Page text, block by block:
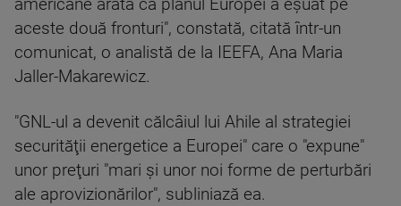
americane arată că planul Europei a eşuat pe
aceste două fronturi", constată, citată într-un
comunicat, o analistă de la IEEFA, Ana Maria
Jaller-Makarewicz.
"GNL-ul a devenit călcâiul lui Ahile al strategiei
securităţii energetice a Europei" care o "expune"
unor preţuri "mari şi unor noi forme de perturbări
ale aprovizionărilor", subliniază ea.